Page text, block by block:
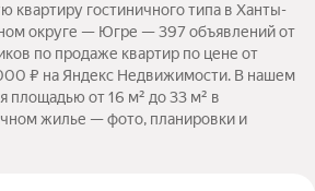
квартиру гостиничного типа в Ханты-
округе — Югре — 397 объявлений от
по продаже квартир по цене от
₽ на Яндекс Недвижимости. В нашем
площадью от 16 м² до 33 м² в
жилье — фото, планировки и